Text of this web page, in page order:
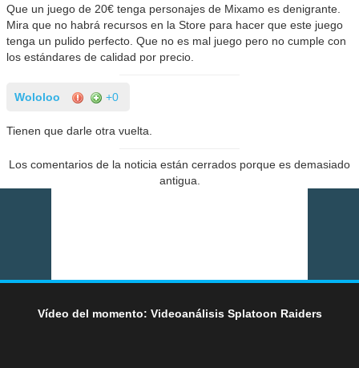
Que un juego de 20€ tenga personajes de Mixamo es denigrante.
Mira que no habrá recursos en la Store para hacer que este juego
tenga un pulido perfecto. Que no es mal juego pero no cumple con
los estándares de calidad por precio.
Wololoo +0
Tienen que darle otra vuelta.
Los comentarios de la noticia están cerrados porque es demasiado
antigua.
Vídeo del momento: Videoanálisis Splatoon Raiders